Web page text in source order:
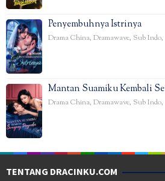
Penyembuhnya Istrinya
Drama China, Dramawave, Sub Indo,
Mantan Suamiku Kembali
Drama China, Dramawave, Sub Indo,
TENTANG DRACINKU.COM